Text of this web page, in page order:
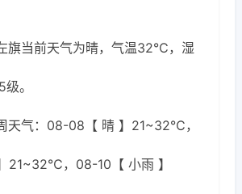
旗当前天气为晴，气温32℃，湿
。
天气：08-08【 晴 】21~32℃，
21~32℃，08-10【 小雨 】